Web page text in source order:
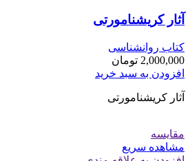
آثار کریشنامورتی
کتاب روانشناسی
2,000,000 تومان
افزودن به سبد خرید
آثار کریشنامورتی
مقایسه
مشاهده سریع